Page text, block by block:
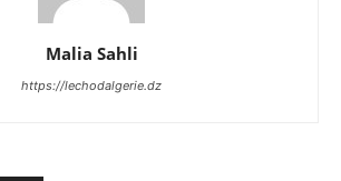
Malia Sahli
https://lechodalgerie.dz